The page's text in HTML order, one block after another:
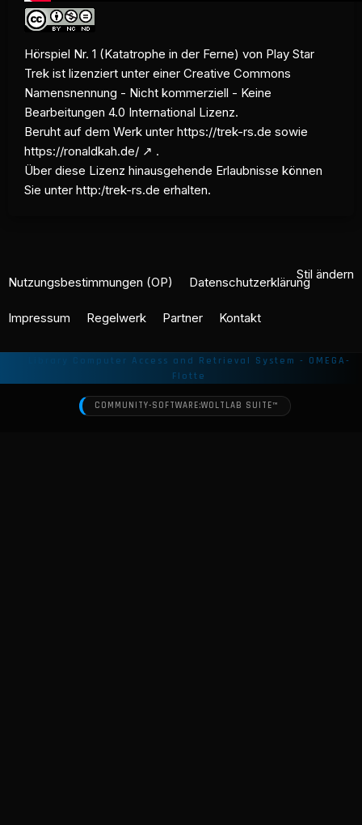
Hörspiel Nr. 1 (Katatrophe in der Ferne) von Play Star
Trek ist lizenziert unter einer Creative Commons
Namensnennung - Nicht kommerziell - Keine
Bearbeitungen 4.0 International Lizenz.
Beruht auf dem Werk unter https://trek-rs.de sowie
https://ronaldkah.de/
.
Über diese Lizenz hinausgehende Erlaubnisse können
Sie unter http:/trek-rs.de erhalten.
Stil ändern
Nutzungsbestimmungen (OP) Datenschutzerklärung
Impressum Regelwerk Partner Kontakt
COMMUNITY-SOFTWARE:WOLTLAB SUITE™